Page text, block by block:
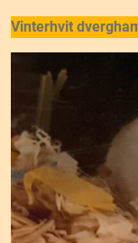
Vinterhvit